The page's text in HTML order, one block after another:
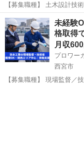
【募集職種】 土木設計技
【勤務時間】 8:30～17:30 【仕事内容】 道路・橋梁・河川などの公共
構造物を中心とした土木
9...
兵庫 西宮市 その他
未経験
格取得
月収
プロワー
西宮市
【募集職種】 現場監督／技術者（防水